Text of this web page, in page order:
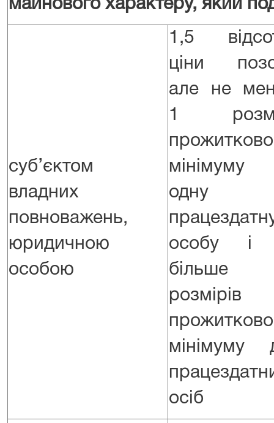
майнового характеру, який
суб’єктом
владних
повноважень,
юридичною
особою
1,5
ціни
але не
1
мінімуму
одну
особу і
більше
розмірів
мінімуму
осіб